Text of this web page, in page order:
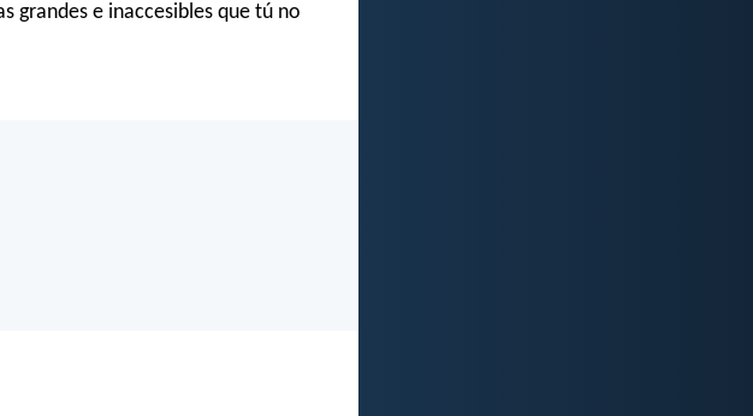
grandes e inaccesibles que tú no